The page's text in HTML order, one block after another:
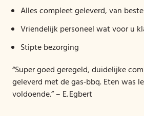
Alles compleet geleverd, van
Vriendelijk personeel wat voor u
Stipte bezorging
“Super goed geregeld, duidelijke
geleverd met de gas‑bbq. Eten was
voldoende.” – E. Egbert